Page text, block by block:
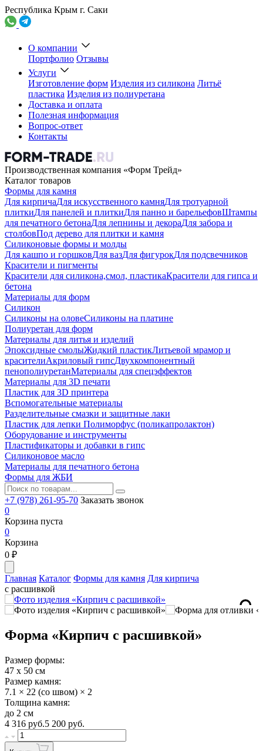
Республика Крым г. Саки
О компании
Портфолио Отзывы
Услуги
Изготовление форм Изделия из силикона Литьё
пластика Изделия из полиуретана
Доставка и оплата
Полезная информация
Вопрос-ответ
Контакты
Производственная компания «Форм Трейд»
Каталог товаров
Формы для камня
Для кирпичаДля искусственного камняДля тротуарной
плиткиДля панелей и плиткиДля панно и барельефовШтампы
для печатного бетонаДля лепнины и декораДля забора и
столбовПод дерево для плитки и камня
Силиконовые формы и молды
Для кашпо и горшковДля вазДля фигурокДля подсвечников
Красители и пигменты
Красители для силикона,смол, пластикаКрасители для гипса и
бетона
Материалы для форм
Силикон
Силиконы на оловеСиликоны на платине
Полиуретан для форм
Материалы для литья и изделий
Эпоксидные смолыЖидкий пластикЛитьевой мрамор и
красителиАкриловый гипсДвухкомпонентный
пенополиуретанМатериалы для спецэффектов
Материалы для 3D печати
Пластик для 3D принтера
Вспомогательные материалы
Разделительные смазки и защитные лаки
Пластик для лепки Полиморфус (поликапролактон)
Оборудование и инструменты
Пластификаторы и добавки в гипс
Силиконовое масло
Материалы для печатного бетона
Формы для ЖБИ
+7 (978) 261-95-70 Заказать звонок
0
Корзина пуста
0
Корзина
0 ₽
Главная Каталог Формы для камня Для кирпича
с расшивкой
Форма «Кирпич с расшивкой»
Размер формы:
47 х 50 см
Размер камня:
7.1 × 22 (со швом) × 2
Толщина камня:
до 2 см
4 316 руб.5 200 руб.